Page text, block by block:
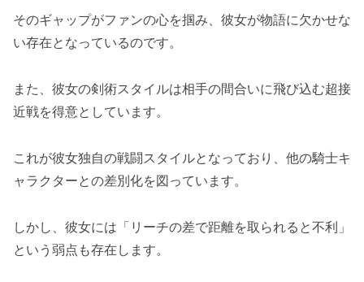
鍛錬を怠らない努力家の姿
見た目とのギャップが魅力的
クルニのさらなる成長が楽しみ
ベリルとの師弟関係の行方にも注目！
そのギャップがファンの心を掴み、彼女が物語に欠かせな
い存在となっているのです。
また、彼女の剣術スタイルは相手の間合いに飛び込む超接
近戦を得意としています。
これが彼女独自の戦闘スタイルとなっており、他の騎士キ
ャラクターとの差別化を図っています。
しかし、彼女には「リーチの差で距離を取られると不利」
という弱点も存在します。